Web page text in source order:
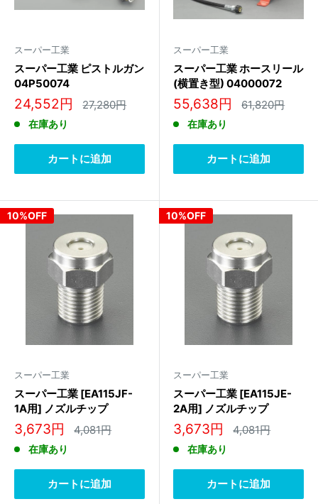
スーパー工業
スーパー工業 ピストルガン
04P50074
販
価
格
24,552円 通
27,280円
在庫あり
カートに追加
スーパー工業
スーパー工業 ホースリール
(横置き型) 04000072
販
価
格
55,638円 通
61,820円
在庫あり
カートに追加
10%OFF
スーパー工業
スーパー工業 [EA115JF-
1A用] ノズルチップ
04000237
販
売
価
格
3,673円 通
常
4,081円
在庫あり
カートに追加
10%OFF
スーパー工業
スーパー工業 [EA115JE-
2A用] ノズルチップ
04000232
販
売
価
格
3,673円 通
常
4,081円
在庫あり
カートに追加